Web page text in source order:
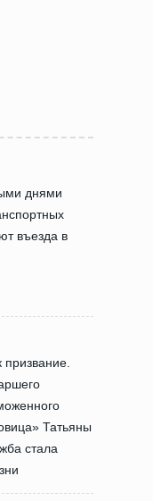
днями
въезда в
Татьяны
стала